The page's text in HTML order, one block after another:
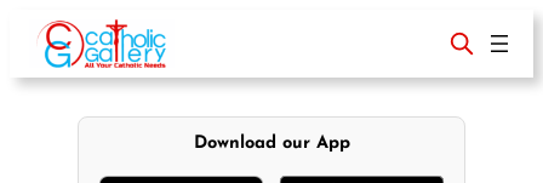
content
Download our App